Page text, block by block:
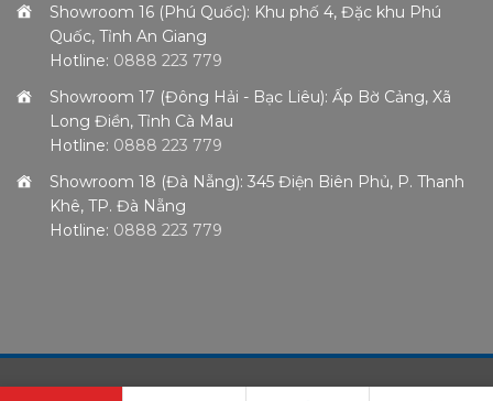
Showroom 16 (Phú Quốc): Khu phố 4, Đặc khu Phú
Quốc, Tỉnh An Giang
Hotline: 0888 223 779
Showroom 17 (Đông Hải - Bạc Liêu): Ấp Bờ Cảng, Xã
Long Điền, Tỉnh Cà Mau
Hotline: 0888 223 779
Showroom 18 (Đà Nẵng): 345 Điện Biên Phủ, P. Thanh
Khê, TP. Đà Nẵng
Hotline: 0888 223 779